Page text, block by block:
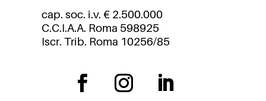
cap. soc. i.v. € 2.500.000
C.C.I.A.A. Roma 598925
Iscr. Trib. Roma 10256/85